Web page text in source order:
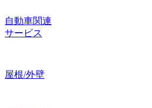
自動車関連
サービス
屋根/外壁